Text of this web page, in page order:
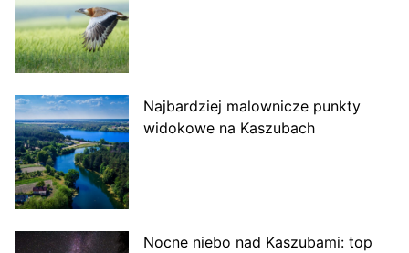
Najbardziej malownicze punkty
widokowe na Kaszubach
Nocne niebo nad Kaszubami: top